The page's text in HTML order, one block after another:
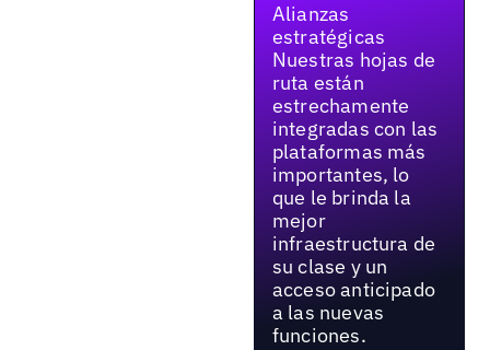
Alianzas
estratégicas
Nuestras hojas de
ruta están
estrechamente
integradas con las
plataformas más
importantes, lo
que le brinda la
mejor
infraestructura de
su clase y un
acceso anticipado
a las nuevas
funciones.